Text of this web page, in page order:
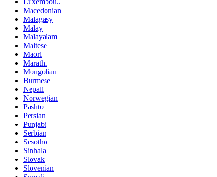
Luxembou..
Macedonian
Malagasy
Malay
Malayalam
Maltese
Maori
Marathi
Mongolian
Burmese
Nepali
Norwegian
Pashto
Persian
Punjabi
Serbian
Sesotho
Sinhala
Slovak
Slovenian